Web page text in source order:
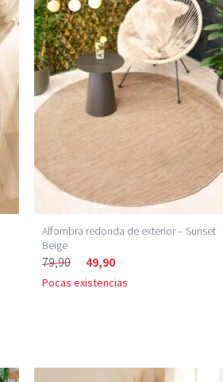
Alfombra redonda de exterior – Sunset
Beige
79,90 49,90
Pocas existencias